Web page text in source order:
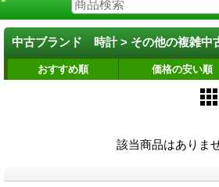
中古ブランド 時計 > その他の複雑中
おすすめ順 価格の安い順
該当商品はありま